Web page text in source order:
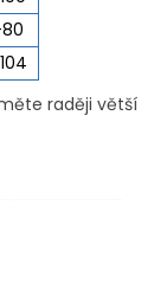
raději větší